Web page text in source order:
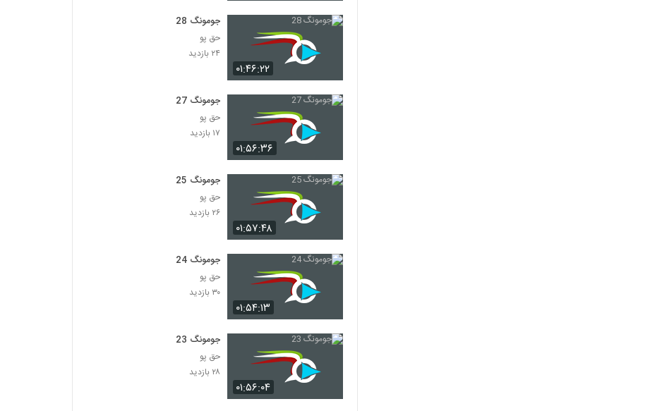
۰۱:۴۶:۲۲
جومونگ 28
حق پو
۲۴ بازدید
۰۱:۵۶:۳۶
جومونگ 27
حق پو
۱۷ بازدید
۰۱:۵۷:۴۸
جومونگ 25
حق پو
۲۶ بازدید
۰۱:۵۴:۱۳
جومونگ 24
حق پو
۳۰ بازدید
۰۱:۵۶:۰۴
جومونگ 23
حق پو
۲۸ بازدید